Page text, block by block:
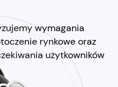
wymagania
rynkowe oraz
użytkowników